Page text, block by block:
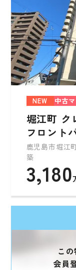
NEW 中古
堀江町 ク
フロント
鹿児島市堀江
築
3,180
こ
会員